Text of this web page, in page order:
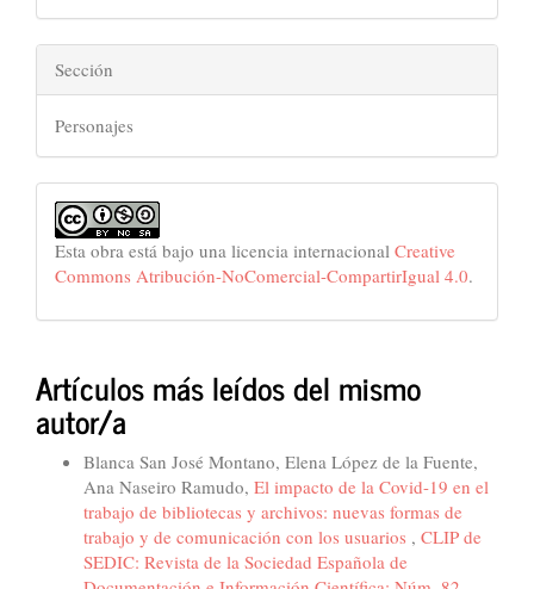
Sección
Personajes
Esta obra está bajo una licencia internacional Creative
Commons Atribución-NoComercial-CompartirIgual 4.0.
Artículos más leídos del mismo
autor/a
Blanca San José Montano, Elena López de la Fuente,
Ana Naseiro Ramudo, El impacto de la Covid-19 en el
trabajo de bibliotecas y archivos: nuevas formas de
trabajo y de comunicación con los usuarios , CLIP de
SEDIC: Revista de la Sociedad Española de